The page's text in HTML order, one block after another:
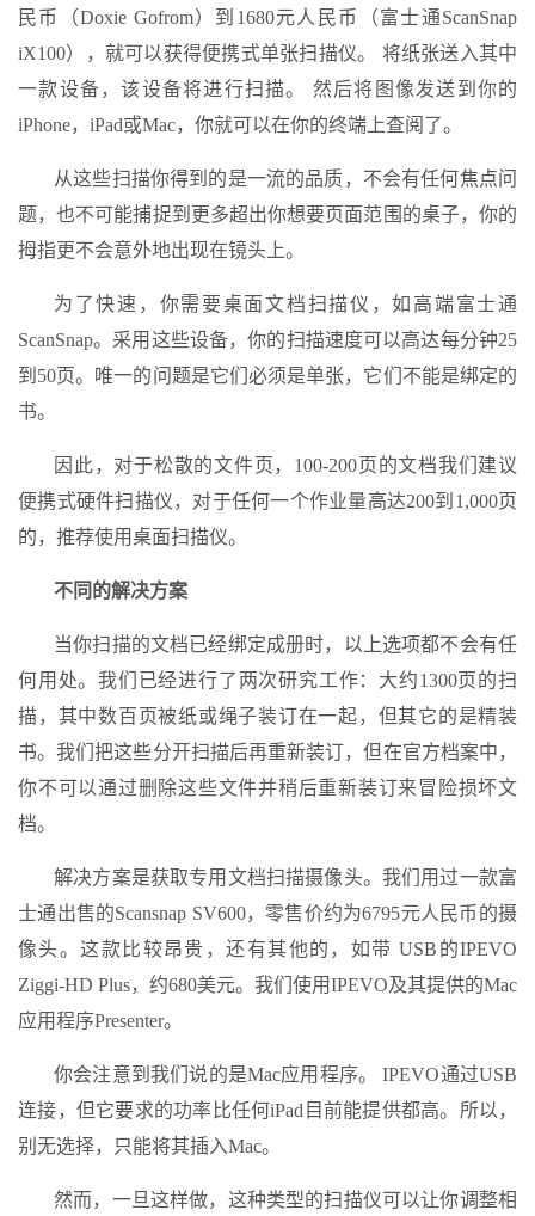
民币（Doxie Gofrom）到1680元人民币（富士通ScanSnap
iX100），就可以获得便携式单张扫描仪。 将纸张送入其中
一款设备，该设备将进行扫描。 然后将图像发送到你的
iPhone，iPad或Mac，你就可以在你的终端上查阅了。
从这些扫描你得到的是一流的品质，不会有任何焦点问
题，也不可能捕捉到更多超出你想要页面范围的桌子，你的
拇指更不会意外地出现在镜头上。
为了快速，你需要桌面文档扫描仪，如高端富士通
ScanSnap。采用这些设备，你的扫描速度可以高达每分钟25
到50页。唯一的问题是它们必须是单张，它们不能是绑定的
书。
因此，对于松散的文件页，100-200页的文档我们建议
便携式硬件扫描仪，对于任何一个作业量高达200到1,000页
的，推荐使用桌面扫描仪。
不同的解决方案
当你扫描的文档已经绑定成册时，以上选项都不会有任
何用处。我们已经进行了两次研究工作：大约1300页的扫
描，其中数百页被纸或绳子装订在一起，但其它的是精装
书。我们把这些分开扫描后再重新装订，但在官方档案中，
你不可以通过删除这些文件并稍后重新装订来冒险损坏文
档。
解决方案是获取专用文档扫描摄像头。我们用过一款富
士通出售的Scansnap SV600，零售价约为6795元人民币的摄
像头。这款比较昂贵，还有其他的，如带 USB的IPEVO
Ziggi-HD Plus，约680美元。我们使用IPEVO及其提供的Mac
应用程序Presenter。
你会注意到我们说的是Mac应用程序。 IPEVO通过USB
连接，但它要求的功率比任何iPad目前能提供都高。所以，
别无选择，只能将其插入Mac。
然而，一旦这样做，这种类型的扫描仪可以让你调整相